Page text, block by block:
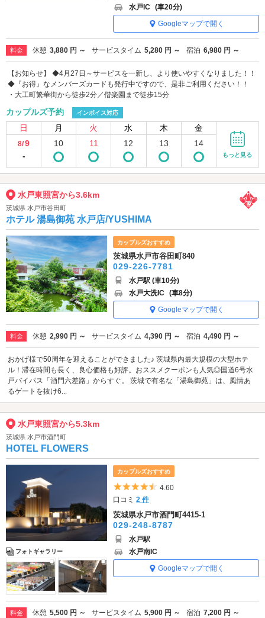
水戸IC (車20分)
Googleマップで開く
料金 休憩 3,880 円 ～ サービスタイム 5,280 円 ～ 宿泊 6,980 円 ～
【お知らせ】 ◆4月27日～サービスを一新し、より使いやすくなりました！！
◆『お得』なメンバーズカードも発行中ですので、是非ご利用ください！！
・大工町繁華街から徒歩2分／偕楽園まで徒歩15分
カップルズ予約 インボイス対応
日 月 火 水 木 金
8/9
-
10 11 12 13 14
もっと見る
水戸東照宮から3.6km
茨城県 水戸市谷田町
ホテル 湯島御苑 水戸店/YUSHIMA
カップルズおすすめ
茨城県水戸市谷田町840
029-226-7781
水戸駅 (車10分)
水戸大洗IC (車8分)
Googleマップで開く
料金 休憩 2,990 円 ～ サービスタイム 4,390 円 ～ 宿泊 4,490 円 ～
おかげ様で50周年を迎えることができました♪ 茨城県内最大規模の大型ホテ
ル！滞在時間も長く、良心価格も好評。おススメクーポンも人気◎国道6号水
戸バイパス「酒門六差路」からすぐ。 茨城で有名な「湯島御苑」は、風情あ
るゲートを抜け6...
水戸東照宮から5.3km
茨城県 水戸市酒門町
HOTEL FLOWERS
フォトギャラリー
カップルズおすすめ
5つ星のうち4.5
4.60
口コミ2 件
茨城県水戸市酒門町4415-1
029-248-8787
水戸駅
水戸南IC
Googleマップで開く
料金 休憩 5,500 円 ～ サービスタイム 5,900 円 ～ 宿泊 7,200 円 ～